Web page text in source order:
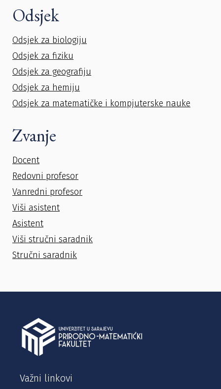
Odsjek
Odsjek za biologiju
Odsjek za fiziku
Odsjek za geografiju
Odsjek za hemiju
Odsjek za matematičke i kompjuterske nauke
Zvanje
Docent
Redovni profesor
Vanredni profesor
Viši asistent
Asistent
Viši stručni saradnik
Stručni saradnik
Važni linkovi